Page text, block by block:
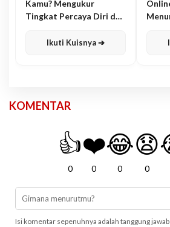
Kamu? Mengukur
Tingkat Percaya Diri dan
Ikuti Kuisnya ➔
KOMENTAR
👍
0
❤️
0
😂
0
😧
0
Isi komentar sepenuhnya adalah tanggung